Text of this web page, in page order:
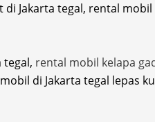
Jakarta tegal, rental
tegal, rental mobil kelapa
di Jakarta tegal lepas